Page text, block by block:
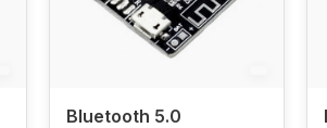
Bluetooth 5.0